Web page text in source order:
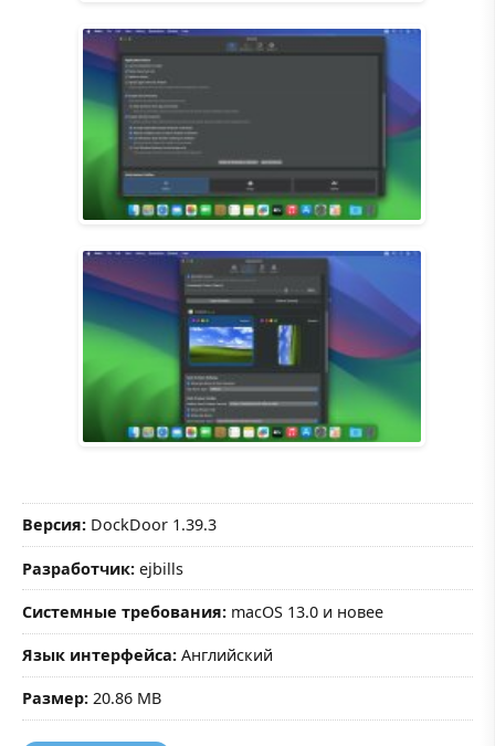
Версия: DockDoor 1.39.3
Разработчик: ejbills
Системные требования: macOS 13.0 и новее
Язык интерфейса: Английский
Размер: 20.86 MB